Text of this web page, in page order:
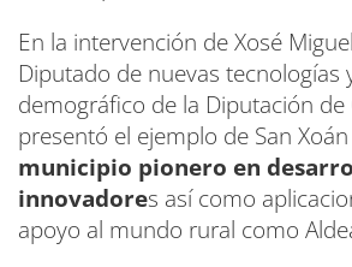
En la intervención de Xosé
Diputado de nuevas tecnologías
demográfico de la Diputación de
presentó el ejemplo de San
municipio pionero en
innovadores así como
apoyo al mundo rural como